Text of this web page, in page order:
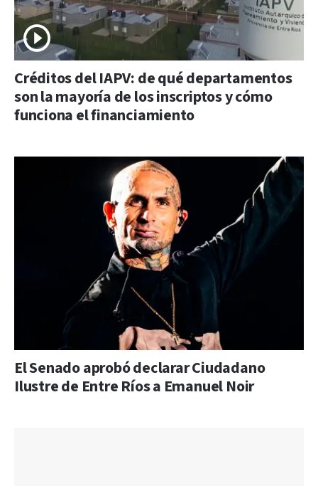
Créditos del IAPV: de qué departamentos
son la mayoría de los inscriptos y cómo
funciona el financiamiento
El Senado aprobó declarar Ciudadano
Ilustre de Entre Ríos a Emanuel Noir